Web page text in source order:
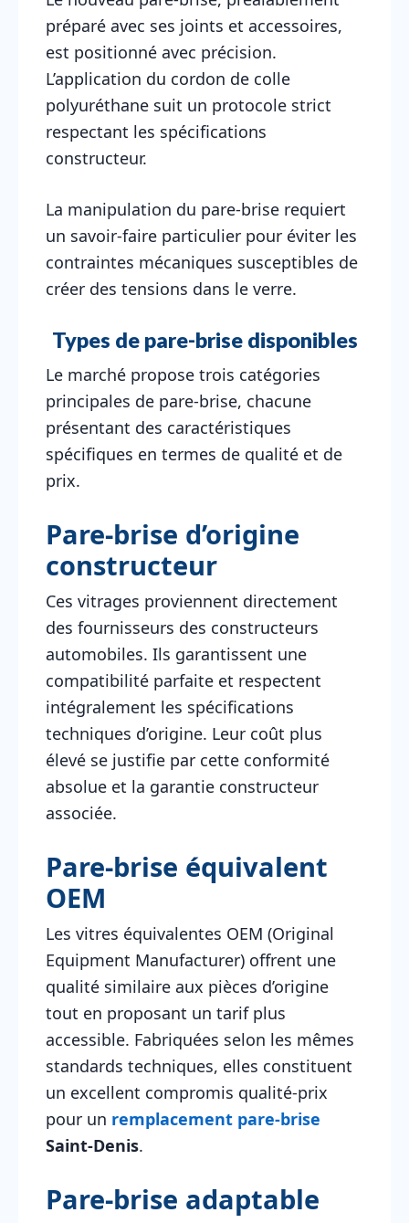
préparé avec ses joints et accessoires,
est positionné avec précision.
L’application du cordon de colle
polyuréthane suit un protocole strict
respectant les spécifications
constructeur.
La manipulation du pare-brise requiert
un savoir-faire particulier pour éviter les
contraintes mécaniques susceptibles de
créer des tensions dans le verre.
Types de pare-brise disponibles
Le marché propose trois catégories
principales de pare-brise, chacune
présentant des caractéristiques
spécifiques en termes de qualité et de
prix.
Pare-brise d’origine
constructeur
Ces vitrages proviennent directement
des fournisseurs des constructeurs
automobiles. Ils garantissent une
compatibilité parfaite et respectent
intégralement les spécifications
techniques d’origine. Leur coût plus
élevé se justifie par cette conformité
absolue et la garantie constructeur
associée.
Pare-brise équivalent
OEM
Les vitres équivalentes OEM (Original
Equipment Manufacturer) offrent une
qualité similaire aux pièces d’origine
tout en proposant un tarif plus
accessible. Fabriquées selon les mêmes
standards techniques, elles constituent
un excellent compromis qualité-prix
pour un remplacement pare-brise
Saint-Denis.
Pare-brise adaptable